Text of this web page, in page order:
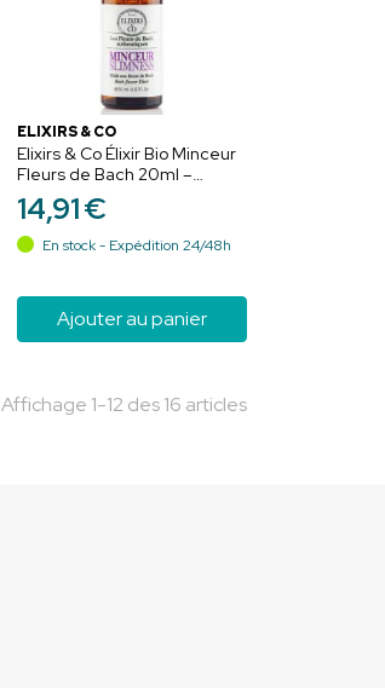
ELIXIRS & CO
Elixirs & Co Élixir Bio Minceur
Fleurs de Bach 20ml –
Maîtrise et persévérance
14,91€
En stock - Expédition 24/48h
Ajouter au panier
Affichage 1-12 des 16 articles